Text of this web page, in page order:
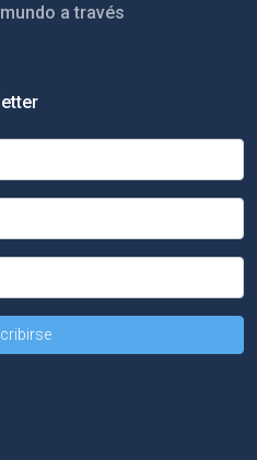
a través